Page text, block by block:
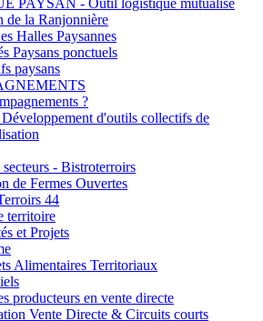
PAYSAN - Outil logistique mutualisé
de la Ranjonnière
Halles Paysannes
Paysans ponctuels
paysans
?
d'outils collectifs de
secteurs - Bistroterroirs
de Fermes Ouvertes
44
territoire
et Projets
Alimentaires Territoriaux
producteurs en vente directe
Vente Directe & Circuits courts